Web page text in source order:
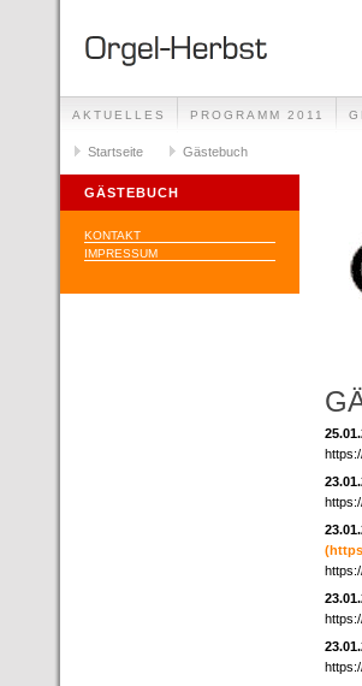
AKTUELLES PROGRAMM 2011
Startseite Gästebuch
GÄSTEBUCH
KONTAKT
IMPRESSUM